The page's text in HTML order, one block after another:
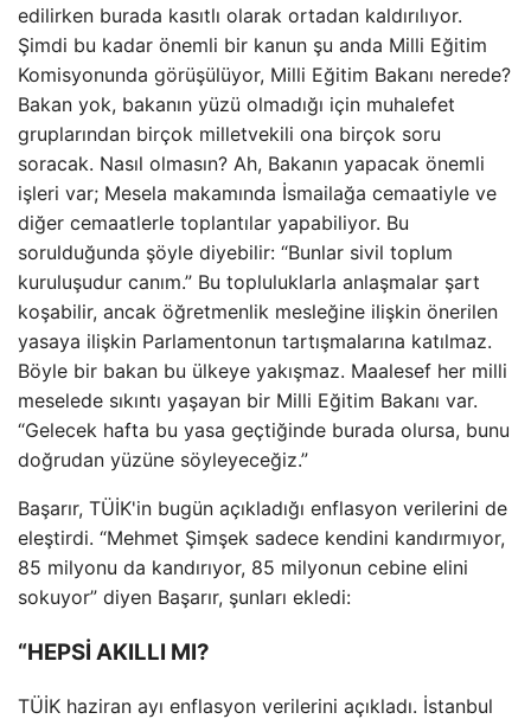
edilirken burada kasıtlı olarak ortadan kaldırılıyor.
Şimdi bu kadar önemli bir kanun şu anda Milli Eğitim
Komisyonunda görüşülüyor, Milli Eğitim Bakanı nerede?
Bakan yok, bakanın yüzü olmadığı için muhalefet
gruplarından birçok milletvekili ona birçok soru
soracak. Nasıl olmasın? Ah, Bakanın yapacak önemli
işleri var; Mesela makamında İsmailağa cemaatiyle ve
diğer cemaatlerle toplantılar yapabiliyor. Bu
sorulduğunda şöyle diyebilir: “Bunlar sivil toplum
kuruluşudur canım.” Bu topluluklarla anlaşmalar şart
koşabilir, ancak öğretmenlik mesleğine ilişkin önerilen
yasaya ilişkin Parlamentonun tartışmalarına katılmaz.
Böyle bir bakan bu ülkeye yakışmaz. Maalesef her milli
meselede sıkıntı yaşayan bir Milli Eğitim Bakanı var.
“Gelecek hafta bu yasa geçtiğinde burada olursa, bunu
doğrudan yüzüne söyleyeceğiz.”
Başarır, TÜİK'in bugün açıkladığı enflasyon verilerini de
eleştirdi. “Mehmet Şimşek sadece kendini kandırmıyor,
85 milyonu da kandırıyor, 85 milyonun cebine elini
sokuyor” diyen Başarır, şunları ekledi:
“HEPSİ AKILLI MI?
TÜİK haziran ayı enflasyon verilerini açıkladı. İstanbul